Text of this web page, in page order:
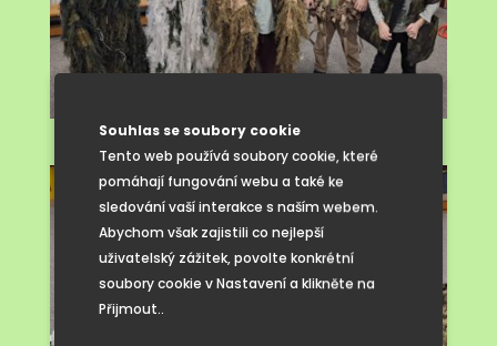
Souhlas se soubory cookie
Tento web používá soubory cookie, které
pomáhají fungování webu a také ke
sledování vaší interakce s naším webem.
Abychom však zajistili co nejlepší
uživatelský zážitek, povolte konkrétní
soubory cookie v Nastavení a klikněte na
Přijmout..